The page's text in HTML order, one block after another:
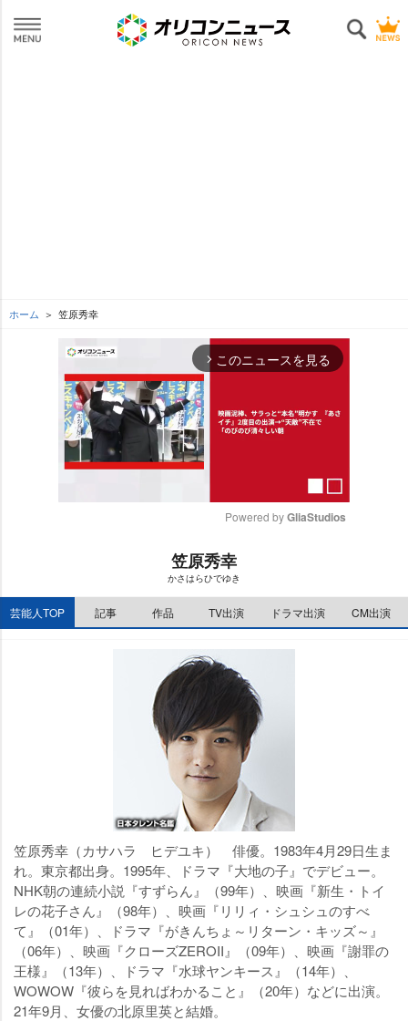
ホーム 笠原秀幸
arrow_forward_ios このニュースを見る
e
Powered by GliaStudios
笠原秀幸
かさはらひでゆき
芸能人TOP 記事 作品 TV出演 ドラマ出演 CM出演
笠原秀幸（カサハラ ヒデユキ） 俳優。1983年4月29日生ま
れ。東京都出身。1995年、ドラマ『大地の子』でデビュー。
NHK朝の連続小説『すずらん』（99年）、映画『新生・トイ
レの花子さん』（98年）、映画『リリィ・シュシュのすべ
て』（01年）、ドラマ『がきんちょ～リターン・キッズ～』
（06年）、映画『クローズZEROII』（09年）、映画『謝罪の
王様』（13年）、ドラマ『水球ヤンキース』（14年）、
WOWOW『彼らを見ればわかること』（20年）などに出演。
21年9月、女優の北原里英と結婚。